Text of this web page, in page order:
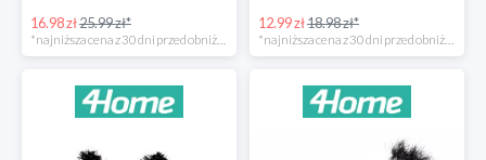
16.98 zł25.99 zł*
*najniższa cena z 30 dni przed obniżką
12.99 zł18.98 zł*
*najniższa cena z 30 dni przed obniżką